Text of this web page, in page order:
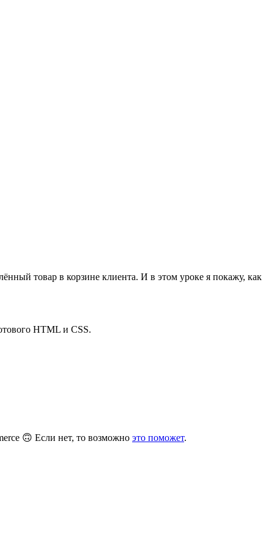
товар в корзине клиента. И в этом уроке я покажу, как
HTML и CSS.
🙃 Если нет, то возможно это поможет.